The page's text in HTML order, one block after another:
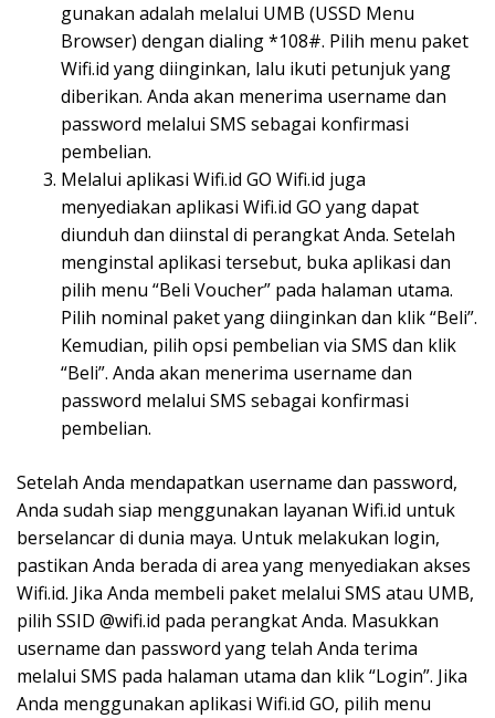
gunakan adalah melalui UMB (USSD Menu
Browser) dengan dialing *108#. Pilih menu paket
Wifi.id yang diinginkan, lalu ikuti petunjuk yang
diberikan. Anda akan menerima username dan
password melalui SMS sebagai konfirmasi
pembelian.
Melalui aplikasi Wifi.id GO Wifi.id juga
menyediakan aplikasi Wifi.id GO yang dapat
diunduh dan diinstal di perangkat Anda. Setelah
menginstal aplikasi tersebut, buka aplikasi dan
pilih menu “Beli Voucher” pada halaman utama.
Pilih nominal paket yang diinginkan dan klik “Beli”.
Kemudian, pilih opsi pembelian via SMS dan klik
“Beli”. Anda akan menerima username dan
password melalui SMS sebagai konfirmasi
pembelian.
Setelah Anda mendapatkan username dan password,
Anda sudah siap menggunakan layanan Wifi.id untuk
berselancar di dunia maya. Untuk melakukan login,
pastikan Anda berada di area yang menyediakan akses
Wifi.id. Jika Anda membeli paket melalui SMS atau UMB,
pilih SSID @wifi.id pada perangkat Anda. Masukkan
username dan password yang telah Anda terima
melalui SMS pada halaman utama dan klik “Login”. Jika
Anda menggunakan aplikasi Wifi.id GO, pilih menu